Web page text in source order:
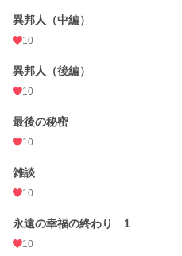
異邦人（中編）
10
異邦人（後編）
10
最後の秘密
10
雑談
10
永遠の幸福の終わり 1
10